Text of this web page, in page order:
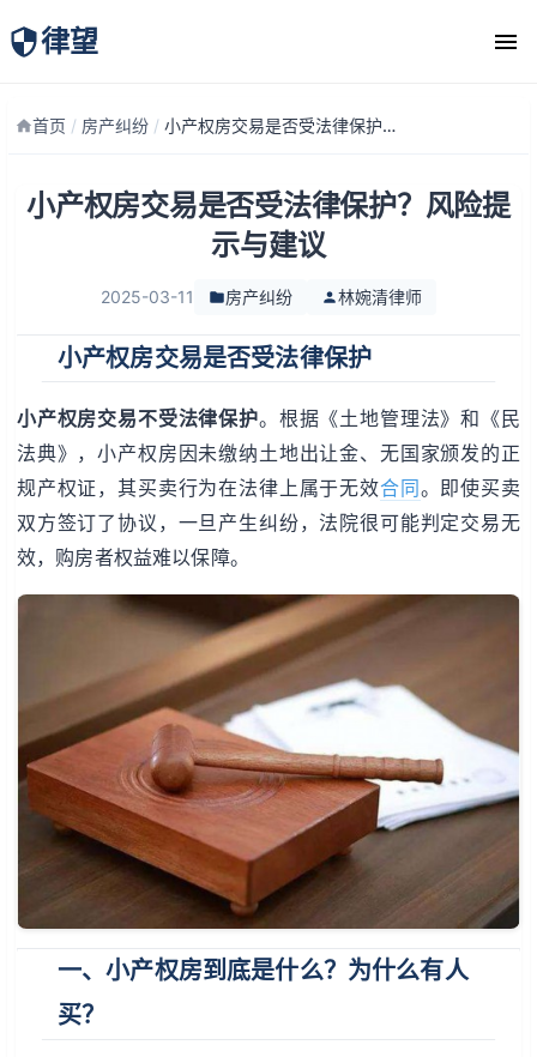
律望
律师团队
首页 / 房产纠纷 / 小产权房交易是否受法律保护？风险提示与建议
小产权房交易是否受法律保护？风险提
示与建议
2025-03-11 房产纠纷 林婉清律师
小产权房交易是否受法律保护
小产权房交易不受法律保护。根据《土地管理法》和《民
法典》，小产权房因未缴纳土地出让金、无国家颁发的正
规产权证，其买卖行为在法律上属于无效合同。即使买卖
双方签订了协议，一旦产生纠纷，法院很可能判定交易无
效，购房者权益难以保障。
一、小产权房到底是什么？为什么有人
买？